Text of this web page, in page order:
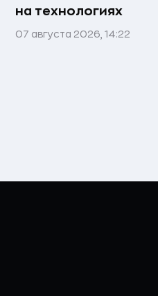
на технологиях
07 августа 2026, 14:22